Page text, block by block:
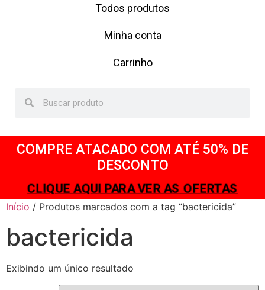
Todos produtos
Minha conta
Carrinho
COMPRE ATACADO COM ATÉ 50% DE
DESCONTO
CLIQUE AQUI PARA VER AS OFERTAS
Início / Produtos marcados com a tag “bactericida”
bactericida
Exibindo um único resultado